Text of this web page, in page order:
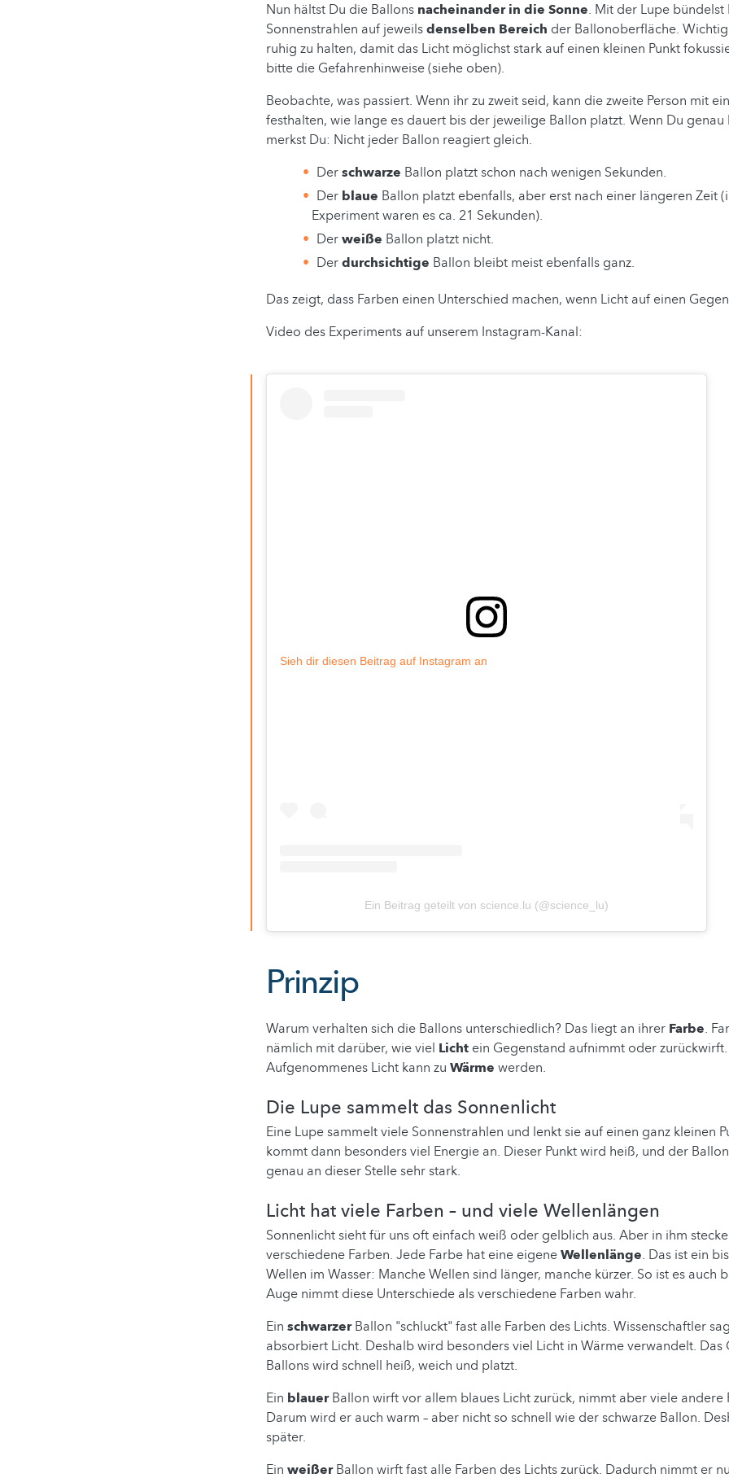
Nun hältst Du die Ballons nacheinander in die Sonne. Mit der Lupe bündelst
Sonnenstrahlen auf jeweilsdenselben Bereich der Ballonoberfläche.
ruhig zu halten, damit das Licht möglichst stark auf einen kleinen Punkt
bitte die Gefahrenhinweise (siehe oben).
Beobachte, was passiert. Wenn ihr zu zweit seid, kann die zweite Person mit
festhalten, wie lange es dauert bis der jeweilige Ballon platzt. Wenn Du genau
merkst Du: Nicht jeder Ballon reagiert gleich.
Derschwarze Ballon platzt schon nach wenigen Sekunden.
Derblaue Ballon platzt ebenfalls, aber erst nach einer längeren Zeit
Experiment waren es ca. 21 Sekunden).
Derweiße Ballon platzt nicht.
Derdurchsichtige Ballon bleibt meist ebenfalls ganz.
Das zeigt, dass Farben einen Unterschied machen, wenn Licht auf einen
Video des Experiments auf unserem Instagram-Kanal:
Sieh dir diesen Beitrag auf Instagram an
Ein Beitrag geteilt von science.lu (@science_lu)
Prinzip
Warum verhalten sich die Ballons unterschiedlich? Das liegt an ihrer Farbe.
nämlich mit darüber, wie viel Licht ein Gegenstand aufnimmt oder zurückwirft.
Aufgenommenes Licht kann zu Wärme werden.
Die Lupe sammelt das Sonnenlicht
Eine Lupe sammelt viele Sonnenstrahlen und lenkt sie auf einen ganz kleinen
kommt dann besonders viel Energie an. Dieser Punkt wird heiß, und der
genau an dieser Stelle sehr stark.
Licht hat viele Farben – und viele Wellenlängen
Sonnenlicht sieht für uns oft einfach weiß oder gelblich aus. Aber in ihm
verschiedene Farben. Jede Farbe hat eine eigeneWellenlänge. Das ist ein
Wellen im Wasser: Manche Wellen sind länger, manche kürzer. So ist es auch
Auge nimmt diese Unterschiede als verschiedene Farben wahr.
Ein schwarzerBallon "schluckt" fast alle Farben des Lichts. Wissenschaftler
absorbiert Licht. Deshalb wird besonders viel Licht in Wärme verwandelt. Das
Ballons wird schnell heiß, weich und platzt.
Ein blauerBallon wirft vor allem blaues Licht zurück, nimmt aber viele andere
Darum wird er auch warm – aber nicht so schnell wie der schwarze Ballon.
später.
Ein weißerBallon wirft fast alle Farben des Lichts zurück. Dadurch nimmt er